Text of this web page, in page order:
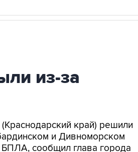
из-за
край) решили
и Дивноморском
БПЛА, сообщил глава города